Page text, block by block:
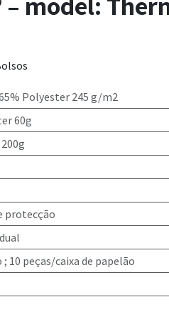
Polyester 245 g/m2
60g
protecção
; 10 peças/caixa de papelão